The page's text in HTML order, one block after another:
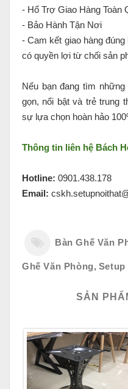
- Hổ Trợ Giao Hàng Toàn
- Bảo Hành Tận Nơi
- Cam kết giao hàng
có quyền lợi từ chối sản
Nếu bạn đang tìm
gọn, nổi bật và trẻ trung
sự lựa chọn hoàn hảo
Thông tin liên hệ Bách
Hotline: 0901.438.178
Email:
Bàn Ghế Văn
Ghế Văn Phòng, Setup
SẢN